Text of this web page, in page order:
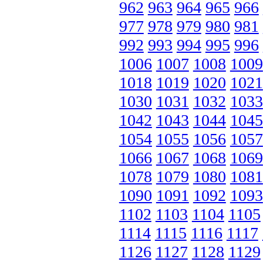
962 963 964 965 966
977 978 979 980 981
992 993 994 995 996
1006 1007 1008 1009
1018 1019 1020 1021
1030 1031 1032 1033
1042 1043 1044 1045
1054 1055 1056 1057
1066 1067 1068 1069
1078 1079 1080 1081
1090 1091 1092 1093
1102 1103 1104 1105
1114 1115 1116 1117
1126 1127 1128 1129